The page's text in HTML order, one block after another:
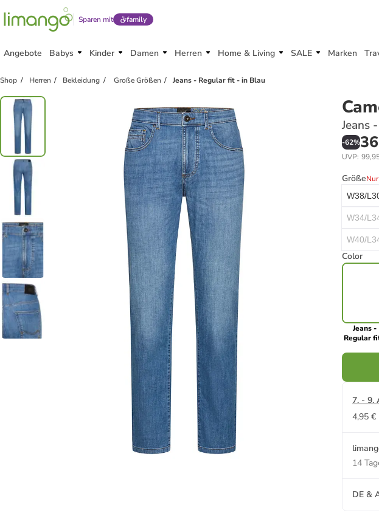
Sparen mit family
Angebote Babys Kinder Damen Herren Home & Living SALE Marken
Shop Herren Bekleidung Große Größen Jeans - Regular fit - in Blau
Jeans
-62%
UVP:
Größe
W38/
W34/
W40/
Color
Jeans -
Regular
7. - 9.
4,95 €
14
DE &